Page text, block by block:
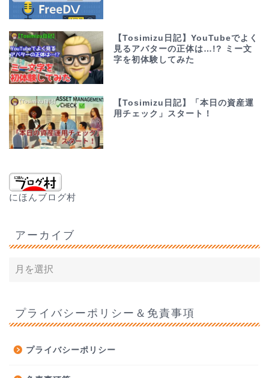
【Tosimizu日記】YouTubeでよく
見るアバターの正体は…!? ミー文
字を初体験してみた
【Tosimizu日記】「本日の資産運
用チェック」スタート！
にほんブログ村
アーカイブ
プライバシーポリシー＆免責事項
プライバシーポリシー